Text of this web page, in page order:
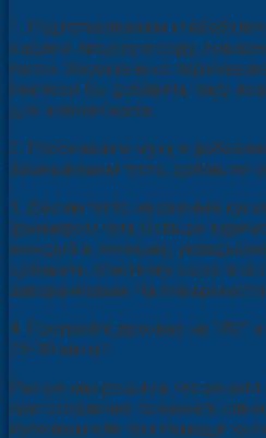
1. Подготавливаем
кидаем пищевую соду,
песок. Хорошенько
Неплохо бы добавить пару
для эластичности.
2. Просеиваем муку и
Замешиваем тесто, добавляя
3. Делим тесто на равные
(размером чуть больше
каждый в лепешку,
добавить пластинку сыра или
заворачиваем. На
4. Прогрейте духовку на 180°
25-30 минут.
Раз уж мы решили, что рецепт
приготовления помажьте
кусочком или при помощи